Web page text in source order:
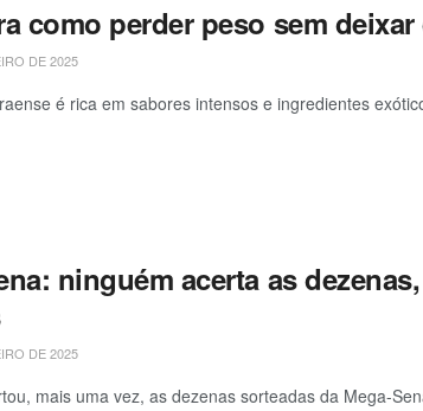
como perder peso sem
DE 2025
é rica em sabores intensos e ingredientes
ninguém acerta as
DE 2025
mais uma vez, as dezenas sorteadas da Mega-